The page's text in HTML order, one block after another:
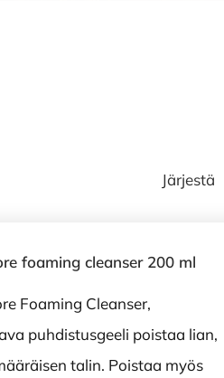
Järjestä
foaming cleanser 200 ml
Foaming Cleanser,
puhdistusgeeli poistaa lian,
talin. Poistaa myös